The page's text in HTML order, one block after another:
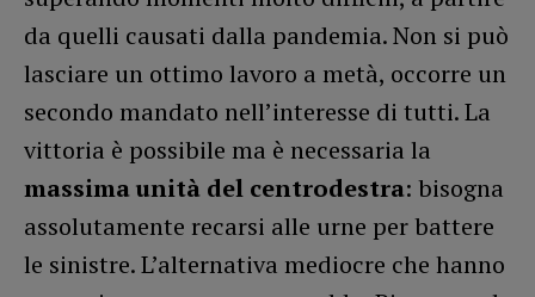
da quelli causati dalla pandemia. Non si può
lasciare un ottimo lavoro a metà, occorre un
secondo mandato nell’interesse di tutti. La
vittoria è possibile ma è necessaria la
massima unità del centrodestra: bisogna
assolutamente recarsi alle urne per battere
le sinistre. L’alternativa mediocre che hanno